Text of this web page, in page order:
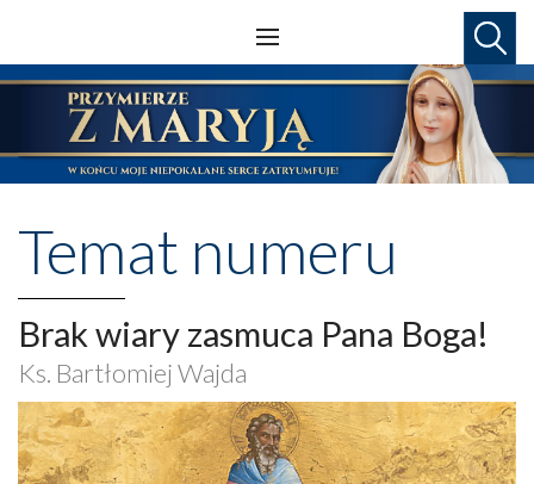
Temat numeru
Brak wiary zasmuca Pana Boga!
Ks. Bartłomiej Wajda